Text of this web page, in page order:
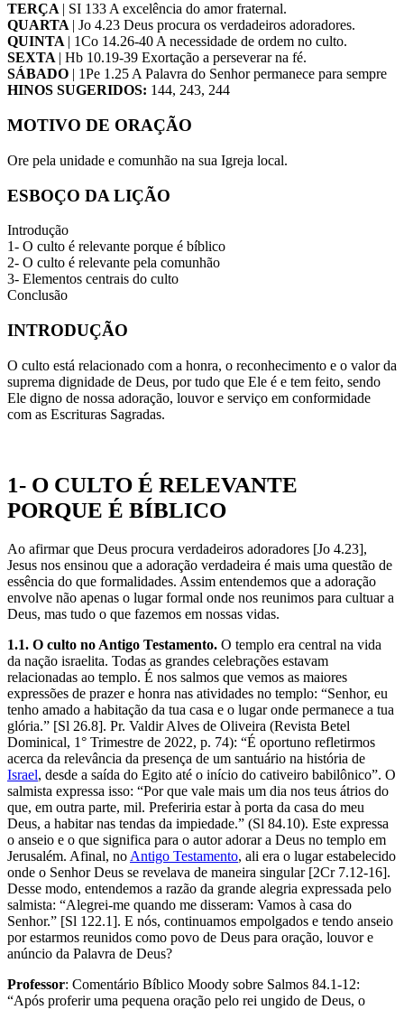
TERÇA | SI 133 A excelência do amor fraternal.
QUARTA | Jo 4.23 Deus procura os verdadeiros adoradores.
QUINTA | 1Co 14.26-40 A necessidade de ordem no culto.
SEXTA | Hb 10.19-39 Exortação a perseverar na fé.
SÁBADO | 1Pe 1.25 A Palavra do Senhor permanece para sempre
HINOS SUGERIDOS: 144, 243, 244
MOTIVO DE ORAÇÃO
Ore pela unidade e comunhão na sua Igreja local.
ESBOÇO DA LIÇÃO
Introdução
1- O culto é relevante porque é bíblico
2- O culto é relevante pela comunhão
3- Elementos centrais do culto
Conclusão
INTRODUÇÃO
O culto está relacionado com a honra, o reconhecimento e o valor da
suprema dignidade de Deus, por tudo que Ele é e tem feito, sendo
Ele digno de nossa adoração, louvor e serviço em conformidade
com as Escrituras Sagradas.
1- O CULTO É RELEVANTE
PORQUE É BÍBLICO
Ao afirmar que Deus procura verdadeiros adoradores [Jo 4.23],
Jesus nos ensinou que a adoração verdadeira é mais uma questão de
essência do que formalidades. Assim entendemos que a adoração
envolve não apenas o lugar formal onde nos reunimos para cultuar a
Deus, mas tudo o que fazemos em nossas vidas.
1.1. O culto no Antigo Testamento. O templo era central na vida
da nação israelita. Todas as grandes celebrações estavam
relacionadas ao templo. É nos salmos que vemos as maiores
expressões de prazer e honra nas atividades no templo: “Senhor, eu
tenho amado a habitação da tua casa e o lugar onde permanece a tua
glória.” [Sl 26.8]. Pr. Valdir Alves de Oliveira (Revista Betel
Dominical, 1° Trimestre de 2022, p. 74): “É oportuno refletirmos
acerca da relevância da presença de um santuário na história de
Israel, desde a saída do Egito até o início do cativeiro babilônico”. O
salmista expressa isso: “Por que vale mais um dia nos teus átrios do
que, em outra parte, mil. Preferiria estar à porta da casa do meu
Deus, a habitar nas tendas da impiedade.” (Sl 84.10). Este expressa
o anseio e o que significa para o autor adorar a Deus no templo em
Jerusalém. Afinal, no Antigo Testamento, ali era o lugar estabelecido
onde o Senhor Deus se revelava de maneira singular [2Cr 7.12-16].
Desse modo, entendemos a razão da grande alegria expressada pelo
salmista: “Alegrei-me quando me disseram: Vamos à casa do
Senhor.” [Sl 122.1]. E nós, continuamos empolgados e tendo anseio
por estarmos reunidos como povo de Deus para oração, louvor e
anúncio da Palavra de Deus?
Professor: Comentário Bíblico Moody sobre Salmos 84.1-12:
“Após proferir uma pequena oração pelo rei ungido de Deus, o